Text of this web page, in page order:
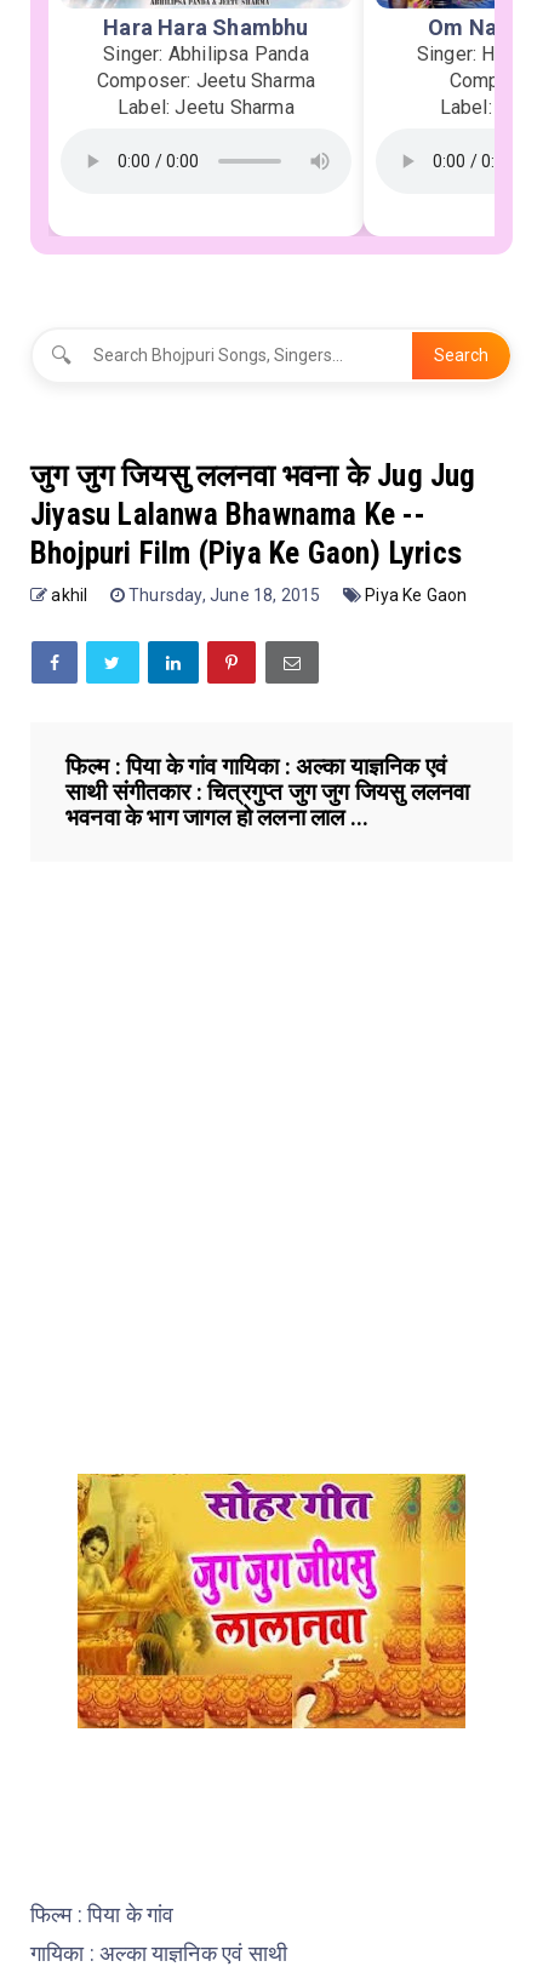
Hara Hara Shambhu
Singer: Abhilipsa Panda
Composer: Jeetu Sharma
Label: Jeetu Sharma
Om
Singer:
Label:
🔍 Search
जुग जुग जियसु ललनवा भवना के Jug Jug
Jiyasu Lalanwa Bhawnama Ke --
Bhojpuri Film (Piya Ke Gaon) Lyrics
akhil Thursday, June 18, 2015 Piya Ke Gaon
फिल्म : पिया के गांव गायिका : अल्का याज्ञनिक एवं
साथी संगीतकार : चित्रगुप्त जुग जुग जियसु ललनवा
भवनवा के भाग जागल हो ललना लाल ...
फिल्म : पिया के गांव
गायिका : अल्का याज्ञनिक एवं साथी